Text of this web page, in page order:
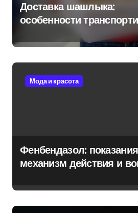
Доставка шашлыка:
особенности
и сохранения свежести
Мода и красота
Фенбендазол:
механизм действия и